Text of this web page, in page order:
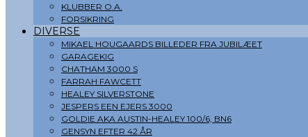
KLUBBER O.A.
FORSIKRING
DIVERSE
MIKAEL HOUGAARDS BILLEDER FRA JUBILÆET
GARAGEKIG
CHATHAM 3000 S
FARRAH FAWCETT
HEALEY SILVERSTONE
JESPERS EEN EJERS 3000
GOLDIE AKA AUSTIN-HEALEY 100/6, BN6
GENSYN EFTER 42 ÅR